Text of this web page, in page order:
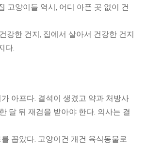
고양이들 역시, 어디 아픈 곳 없이 건
강한 건지, 집에서 살아서 건강한 건지
다.
아프다. 결석이 생겼고 약과 처방사
달 뒤 재검을 받아야 한다. 의사는 결
꼽았다. 고양이건 개건 육식동물로